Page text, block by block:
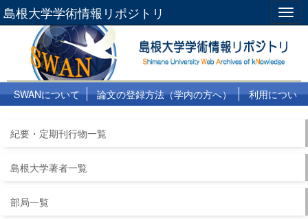
島根大学学術情報リポジトリ
SWANについて 論文の登録方法（学内の方へ）
利用につい
紀要・定期刊行物一覧
島根大学著者一覧
部局一覧